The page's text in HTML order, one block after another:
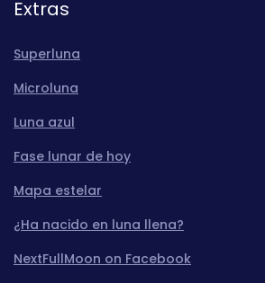
Extras
Superluna
Microluna
Luna azul
Fase lunar de hoy
Mapa estelar
¿Ha nacido en luna llena?
NextFullMoon on Facebook